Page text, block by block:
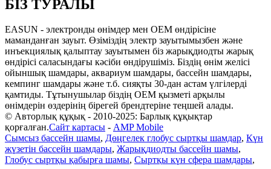
БІЗ ТУРАЛЫ
EASUN - электронды өнімдер мен OEM өндірісіне
маманданған зауыт. Өзіміздің электр зауытымызбен және
инъекциялық қалыптау зауытымен біз жарықдиодты жарық
өндірісі саласындағы кәсіби өндірушіміз. Біздің өнім желісі
ойыншық шамдары, аквариум шамдары, бассейн шамдары,
кемпинг шамдары және т.б. сияқты 30-дан астам үлгілерді
қамтиды. Тұтынушылар біздің OEM қызметі арқылы
өнімдерін өздерінің бірегей брендтеріне теңшей алады.
© Авторлық құқық - 2010-2025: Барлық құқықтар
қорғалған.Сайт картасы - AMP Mobile
Сымсыз бассейн шамы, Дөңгелек глобус сыртқы шамдар, Күн
жүзетін бассейн шамдары, Жарықдиодты бассейн шамы,
Глобус сыртқы қабырға шамы, Сыртқы күн сфера шамдары,